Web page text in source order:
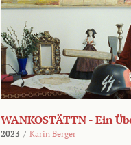
WANKOSTÄTTN - Ein
2023 / Karin Berger